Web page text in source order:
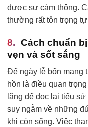
được sự cảm thông.
thường rất tôn trọng
Cách chuẩn
vẹn và sốt sắng
Để ngày lễ bổn mạng
hồn là điều quan
lặng để đọc lại tiểu
suy ngẫm về những
khi còn sống. Việc